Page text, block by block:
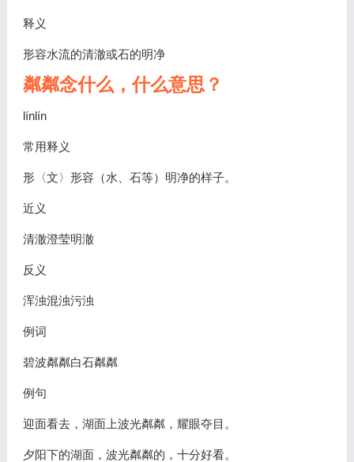
释义
形容水流的清澈或石的明净
粼粼念什么，什么意思？
línlín
常用释义
形〈文〉形容（水、石等）明净的样子。
近义
清澈澄莹明澈
反义
浑浊混浊污浊
例词
碧波粼粼白石粼粼
例句
迎面看去，湖面上波光粼粼，耀眼夺目。
夕阳下的湖面，波光粼粼的，十分好看。